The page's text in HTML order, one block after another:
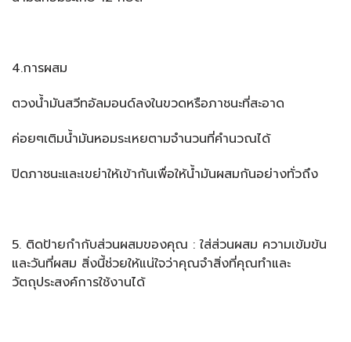
4.การผสม
ตวงน้ำมันสวีทอัลมอนด์ลงในขวดหรือภาชนะที่สะอาด
ค่อยๆเติมน้ำมันหอมระเหยตามจำนวนที่คำนวณได้
ปิดภาชนะและเขย่าให้เข้ากันเพื่อให้น้ำมันผสมกันอย่างทั่วถึง
5. ติดป้ายกำกับส่วนผสมของคุณ : ใส่ส่วนผสม ความเข้มข้น
และวันที่ผสม สิ่งนี้ช่วยให้แน่ใจว่าคุณจำสิ่งที่คุณทำและ
วัตถุประสงค์การใช้งานได้